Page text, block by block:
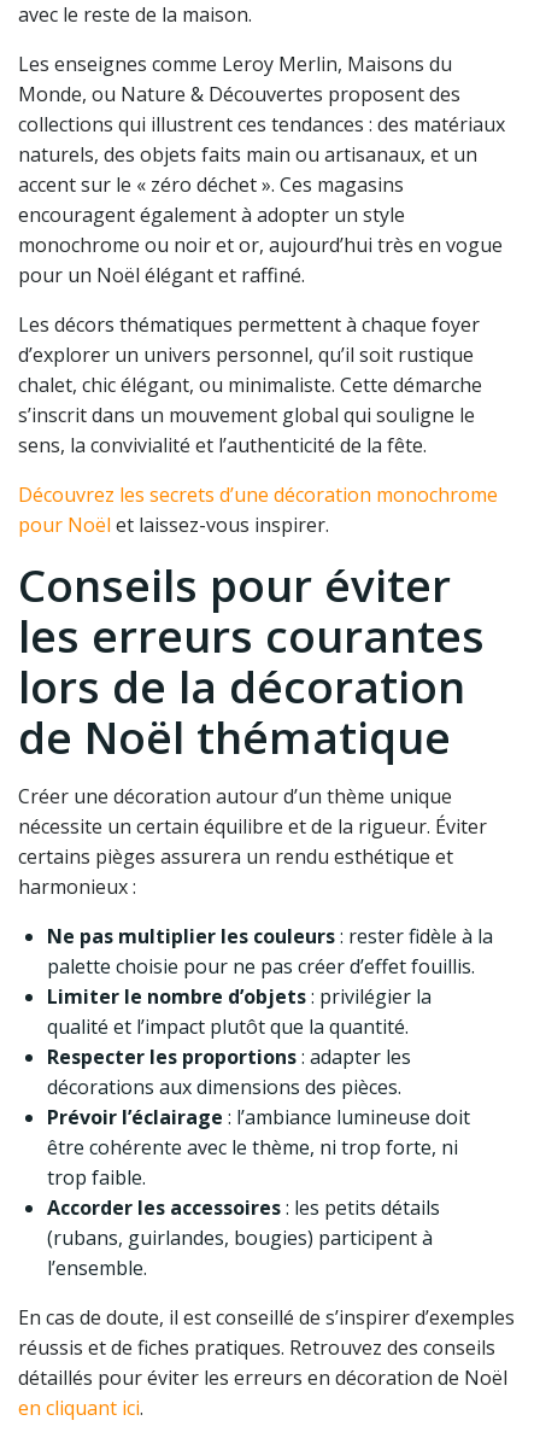
avec le reste de la maison.
Les enseignes comme Leroy Merlin, Maisons du
Monde, ou Nature & Découvertes proposent des
collections qui illustrent ces tendances : des matériaux
naturels, des objets faits main ou artisanaux, et un
accent sur le « zéro déchet ». Ces magasins
encouragent également à adopter un style
monochrome ou noir et or, aujourd’hui très en vogue
pour un Noël élégant et raffiné.
Les décors thématiques permettent à chaque foyer
d’explorer un univers personnel, qu’il soit rustique
chalet, chic élégant, ou minimaliste. Cette démarche
s’inscrit dans un mouvement global qui souligne le
sens, la convivialité et l’authenticité de la fête.
Découvrez les secrets d’une décoration monochrome
pour Noël et laissez-vous inspirer.
Conseils pour éviter
les erreurs courantes
lors de la décoration
de Noël thématique
Créer une décoration autour d’un thème unique
nécessite un certain équilibre et de la rigueur. Éviter
certains pièges assurera un rendu esthétique et
harmonieux :
Ne pas multiplier les couleurs: rester fidèle à la
palette choisie pour ne pas créer d’effet fouillis.
Limiter le nombre d’objets: privilégier la
qualité et l’impact plutôt que la quantité.
Respecter les proportions: adapter les
décorations aux dimensions des pièces.
Prévoir l’éclairage : l’ambiance lumineuse doit
être cohérente avec le thème, ni trop forte, ni
trop faible.
Accorder les accessoires: les petits détails
(rubans, guirlandes, bougies) participent à
l’ensemble.
En cas de doute, il est conseillé de s’inspirer d’exemples
réussis et de fiches pratiques. Retrouvez des conseils
détaillés pour éviter les erreurs en décoration de Noël
en cliquant ici.